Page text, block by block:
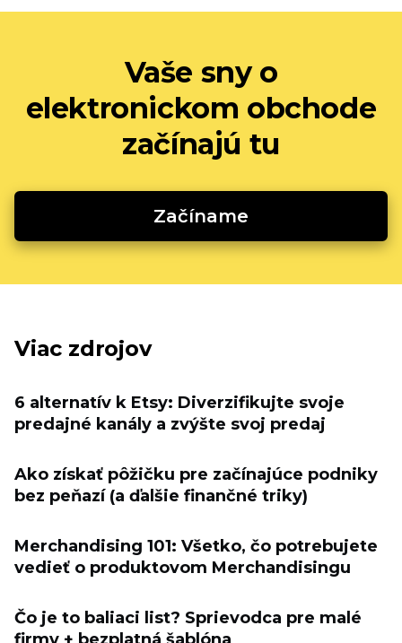
Vaše sny o
elektronickom obchode
začínajú tu
Začíname
Viac zdrojov
6 alternatív k Etsy: Diverzifikujte svoje
predajné kanály a zvýšte svoj predaj
Ako získať pôžičku pre začínajúce podniky
bez peňazí (a ďalšie finančné triky)
Merchandising 101: Všetko, čo potrebujete
vedieť o produktovom Merchandisingu
Čo je to baliaci list? Sprievodca pre malé